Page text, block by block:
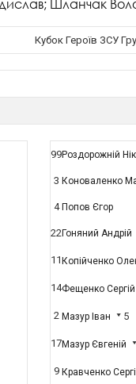
Шланчак
Кубок Героїв ЗСУ
99Роздорожній
3 Коноваленко
4 Попов Єгор
22Гоняний Андрій
11Копійченко
14Фещенко Сергій
2 Мазур Іван 5
17Мазур Євгеній
9 Кравченко